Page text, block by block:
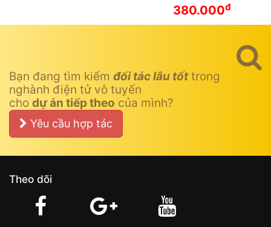
380.000đ
Bạn đang tìm kiếm đối tác lâu tốttrong
nghành điện tử vô tuyến
cho dự án tiếp theo của mình?
Yêu cầu hợp tác
Theo dõi